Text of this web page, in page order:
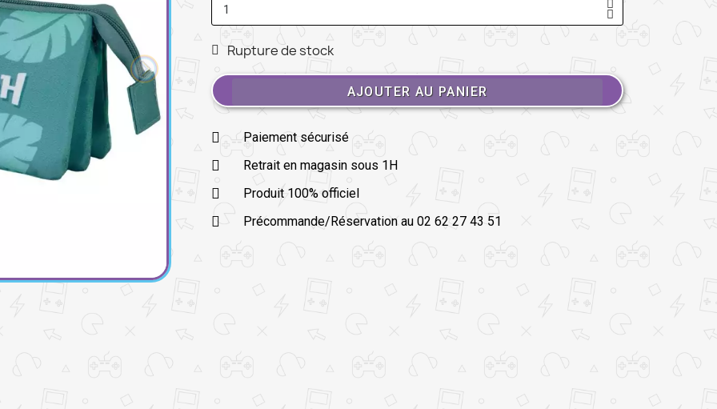
Rupture de stock
AJOUTER AU PANIER
Paiement sécurisé
Retrait en magasin sous 1H
Produit 100% officiel
Précommande/Réservation au 02 62 27 43 51